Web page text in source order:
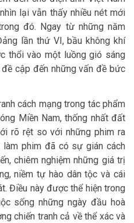
lại vẫn thấy nhiều nét mới
đó. Ngay từ những năm
lần thứ VI, bầu không khí
thổi vào một luồng gió sáng
cập đến những vấn đề bức
cách mạng trong tác phẩm
Miền Nam, thống nhất đất
rõ rệt so với những phim ra
làm phim đã có sự gián cách
chiêm nghiệm những giá trị
niềm tự hào dân tộc và cái
Điều này được thể hiện trong
sống những ngày đầu hoà
chiến tranh cả về thể xác và